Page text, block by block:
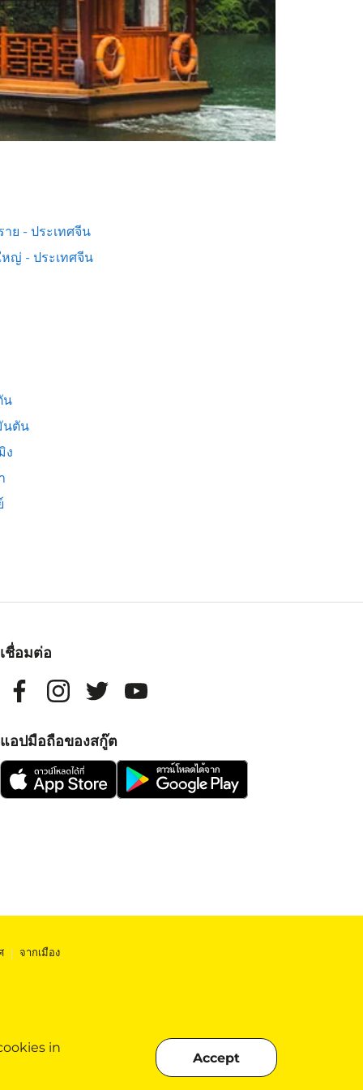
in
Accept
าย - ประเทศจีน
ญ่ - ประเทศจีน
น
นตัน
ง
เชื่อมต่อ
แอปมือถือของสกู๊ต
| จากเมือง